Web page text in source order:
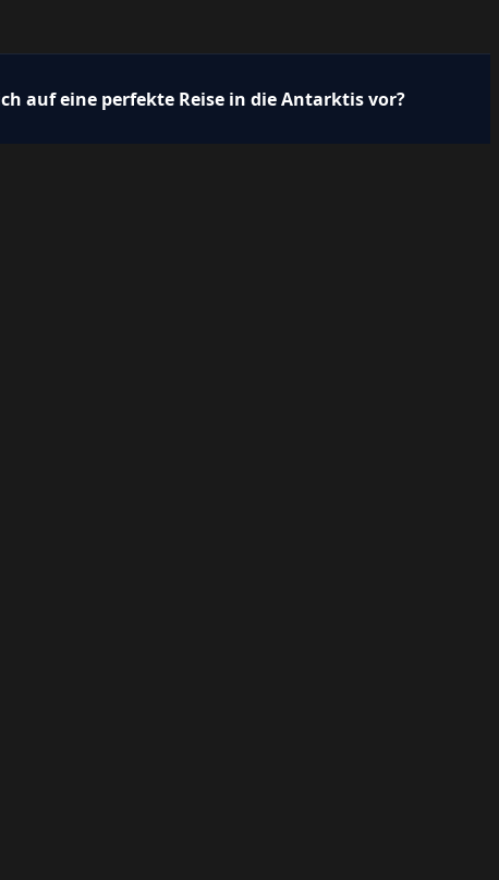
auf eine perfekte Reise in die Antarktis vor?